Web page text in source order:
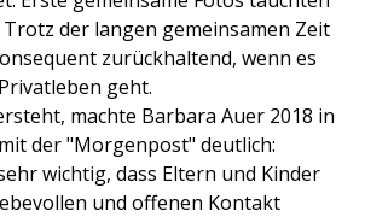
der langen gemeinsamen Zeit
zurückhaltend, wenn es
geht.
machte Barbara Auer 2018 in
der "Morgenpost" deutlich:
wichtig, dass Eltern und Kinder
und offenen Kontakt